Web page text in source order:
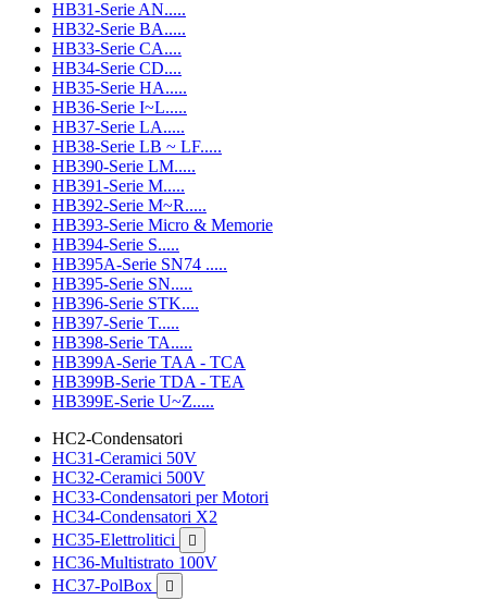
HB31-Serie AN.....
HB32-Serie BA.....
HB33-Serie CA....
HB34-Serie CD....
HB35-Serie HA.....
HB36-Serie I~L.....
HB37-Serie LA.....
HB38-Serie LB ~ LF.....
HB390-Serie LM.....
HB391-Serie M.....
HB392-Serie M~R.....
HB393-Serie Micro & Memorie
HB394-Serie S.....
HB395A-Serie SN74 .....
HB395-Serie SN.....
HB396-Serie STK....
HB397-Serie T.....
HB398-Serie TA.....
HB399A-Serie TAA - TCA
HB399B-Serie TDA - TEA
HB399E-Serie U~Z.....
HC2-Condensatori
HC31-Ceramici 50V
HC32-Ceramici 500V
HC33-Condensatori per Motori
HC34-Condensatori X2
HC35-Elettrolitici

HC36-Multistrato 100V
HC37-PolBox
